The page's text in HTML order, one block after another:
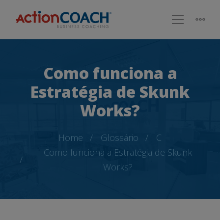
Como funciona a
Estratégia de Skunk
Works?
Home Glossário
C
Como funciona a Estratégia de Skunk
Works?